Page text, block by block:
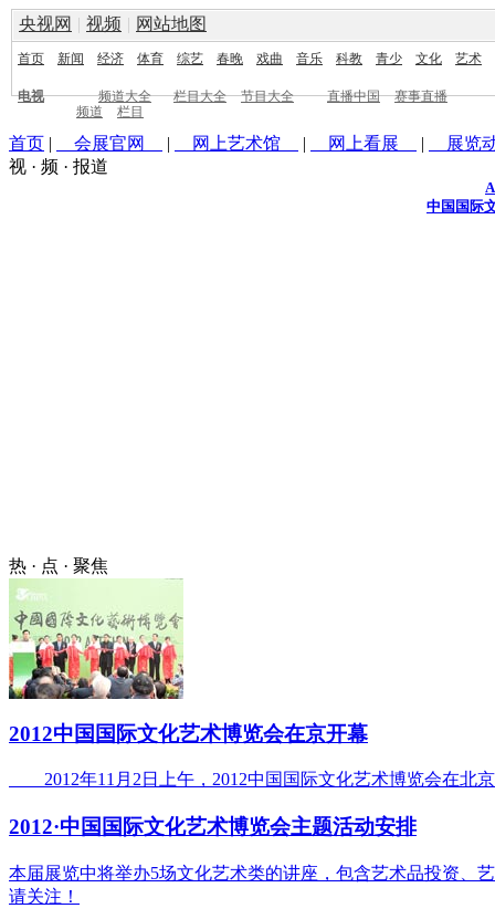
央视网 | 视频 | 网站地图
首页 新闻 经济 体育 综艺 春晚 戏曲 音乐 科教 青少 文化 艺术
电视 频道大全 栏目大全 节目大全 直播中国
赛事直播
频道
栏目
首页 | 会展官网 | 网上艺术馆 | 网上看展 |
展览
视 · 频 · 报道
中国国际
热 · 点 · 聚焦
2012中国国际文化艺术博览会在京开幕
2012年11月2日上午，2012中国国际文化艺术博览会在北
2012·中国国际文化艺术博览会主题活动安排
本届展览中将举办5场文化艺术类的讲座，包含艺术品投资、
请关注！